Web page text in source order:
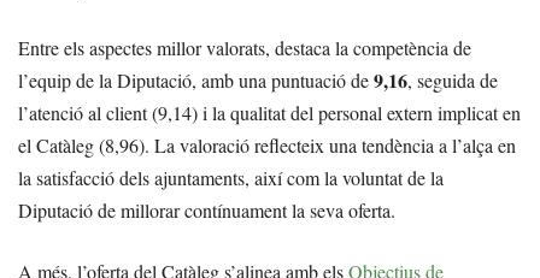
Entre els aspectes millor valorats, destaca la competència de
l’equip de la Diputació, amb una puntuació de9,16, seguida de
l’atenció al client (9,14) i la qualitat del personal extern implicat en
el Catàleg (8,96). La valoració reflecteix una tendència a l’alça en
la satisfacció dels ajuntaments, així com la voluntat de la
Diputació de millorar contínuament la seva oferta.
A més, l’oferta del Catàleg s’alinea amb elsObjectius de